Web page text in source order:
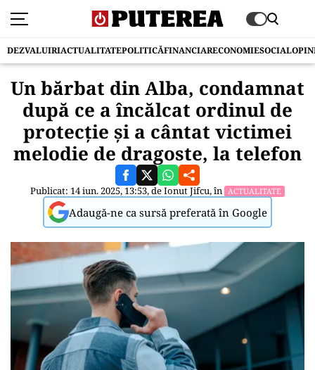
DEZVALUIRIACTUALITATEPOLITICĂFINANCIARECONOMIESOCIAL
Un bărbat din Alba, condamnat
după ce a încălcat ordinul de
protecție şi a cântat victimei
melodie de dragoste, la telefon
Publicat: 14 iun. 2025, 13:53, deIonut Jifcu, în ACTUALITATE
Adaugă-ne ca sursă preferată în Google